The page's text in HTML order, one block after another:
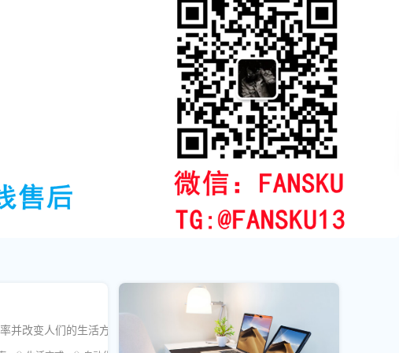
改变人们的生活方式。